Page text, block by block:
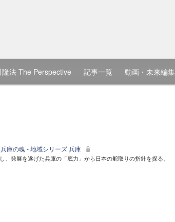
隆法 The Perspective 記事一覧 動画・未来編集
庫の魂 - 地域シリーズ 兵庫
、発展を遂げた兵庫の「底力」から日本の舵取りの指針を探る。